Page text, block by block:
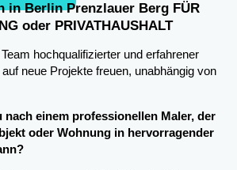
in Berlin Prenzlauer Berg FÜR
oder PRIVATHAUSHALT
hochqualifizierter und erfahrener
neue Projekte freuen, unabhängig von
nach einem professionellen Maler, der
oder Wohnung in hervorragender